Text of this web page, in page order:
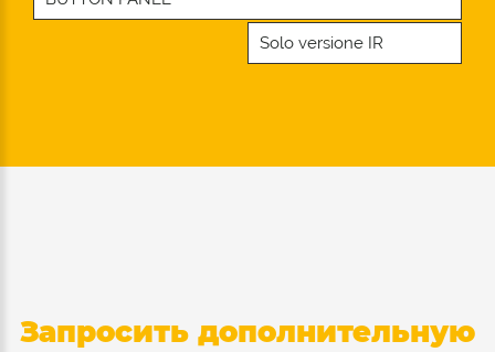
Solo versione IR
Запросить дополнительную